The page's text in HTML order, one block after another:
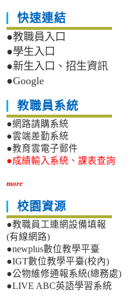
快速連結
●教職員入口
●學生入口
●新生入口、招生資訊
●Google
教職員系統
●網路請購系統
●雲端差勤系統
●教育雲電子郵件
●成績輸入系統、課表查詢
more
校園資源
●教職員工連網設備填報
(有線網路)
●newplus數位教學平臺
●IGT數位教學平臺(校內)
●公物維修通報系統(總務處)
●LIVE ABC英語學習系統